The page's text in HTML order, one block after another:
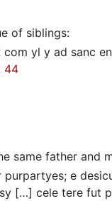
of siblings:
yl y ad sanc
44
same father and
purpartyes; e
[…] cele tere fut